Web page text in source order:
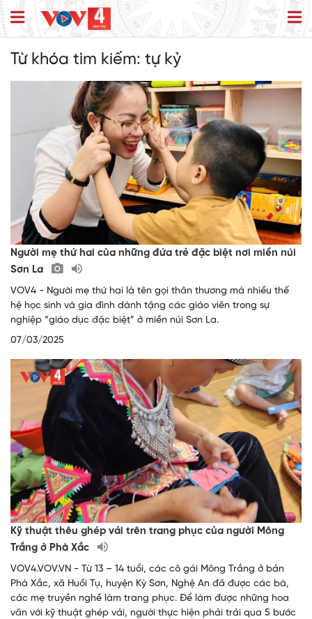
Từ khóa tìm kiếm: tự kỷ
Người mẹ thứ hai của những đứa trẻ đặc biệt nơi miền núi
Sơn La
VOV4 - Người mẹ thứ hai là tên gọi thân thương mà nhiều thế
hệ học sinh và gia đình dành tặng các giáo viên trong sự
nghiệp “giáo dục đặc biệt” ở miền núi Sơn La.
07/03/2025
Kỹ thuật thêu ghép vải trên trang phục của người Mông
Trắng ở Phà Xắc
VOV4.VOV.VN - Từ 13 – 14 tuổi, các cô gái Mông Trắng ở bản
Phà Xắc, xã Huồi Tụ, huyện Kỳ Sơn, Nghệ An đã được các bà,
các mẹ truyền nghề làm trang phục. Để làm được những hoa
văn với kỹ thuật ghép vải, người thực hiện phải trải qua 5 bước